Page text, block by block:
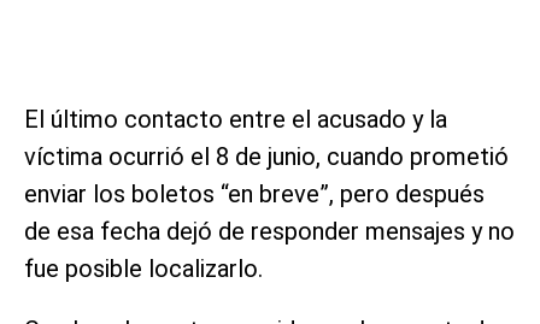
El último contacto entre el acusado y la
víctima ocurrió el 8 de junio, cuando prometió
enviar los boletos “en breve”, pero después
de esa fecha dejó de responder mensajes y no
fue posible localizarlo.